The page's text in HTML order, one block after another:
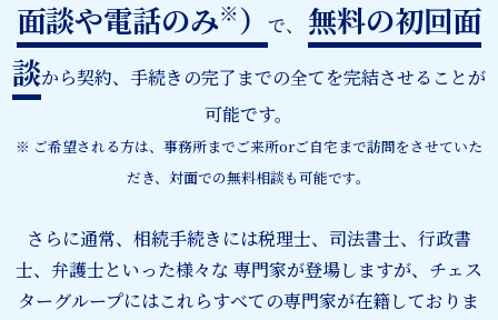
面談や電話のみ※ ） で、
無料の初回面
談から契約、手続きの完了までの全てを完結させることが
可能です。
※ ご希望される方は、事務所までご来所orご自宅まで訪問をさせていた
だき、対面での無料相談も可能です。
さらに通常、相続手続きには税理士、司法書士、行政書
士、弁護士といった様々な 専門家が登場しますが、チェス
ターグループにはこれらすべての専門家が在籍しておりま